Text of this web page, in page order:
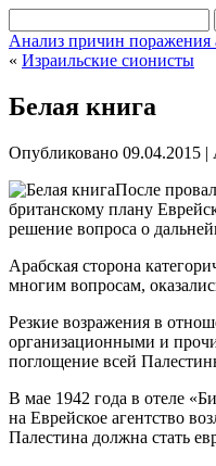
Анализ причин поражения
« Израильские сионисты
Белая книга
Опубликовано 09.04.2015 |
После
британскому плану
решение вопроса о
Арабская сторона
многим вопросам,
Резкие возражения в
организационными и
поглощение всей
В мае 1942 года в отеле
на Еврейское агентство
Палестина должна стать